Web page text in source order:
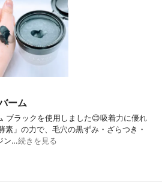
ム、パパイン、BG、水、ラウロイルグルタ
ン酸ジ(フィトステリル/オクチルドデシ
)、キサンタンガム、安息香酸Na、ソルビ
酸K、フェノキシエタノール、フィトスフ
ィンゴシン、コレステロール、ラウロイル
ラクチレートNa、カルボマー、マルトデキ
ストリン、グリセリン、トコフェロール、
ーム
ブラックを使用しました😊吸着力に優れ
素」の力で、毛穴の黒ずみ・ざらつき・
ン…続きを見る